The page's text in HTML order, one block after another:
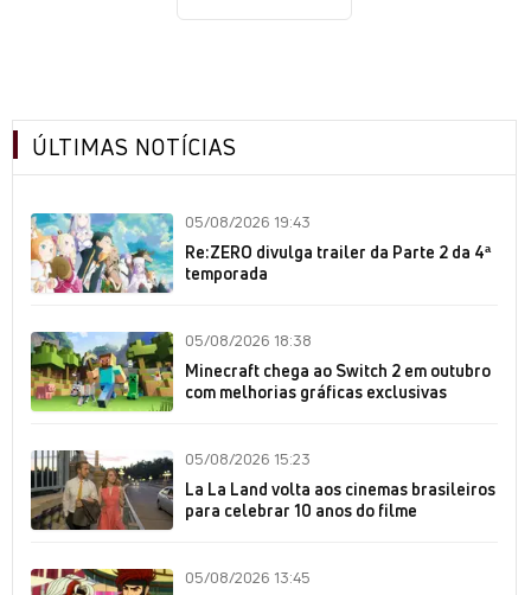
ÚLTIMAS NOTÍCIAS
05/08/2026 19:43
Re:ZERO divulga trailer da Parte 2 da 4ª
temporada
05/08/2026 18:38
Minecraft chega ao Switch 2 em outubro
com melhorias gráficas exclusivas
05/08/2026 15:23
La La Land volta aos cinemas brasileiros
para celebrar 10 anos do filme
05/08/2026 13:45